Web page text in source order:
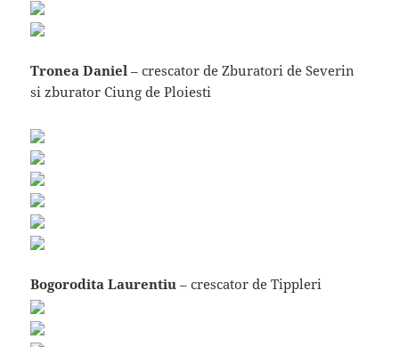
Tronea Daniel – crescator de Zburatori de Severin
si zburator Ciung de Ploiesti
Bogorodita Laurentiu – crescator de Tippleri